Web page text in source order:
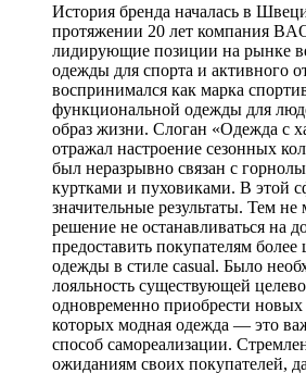
История бренда началась в
протяжении 20 лет компания
лидирующие позиции на рынке
одежды для спорта и активного
воспринимался как марка
функциональной одежды для
образ жизни. Слоган «Одежда с
отражал настроение сезонных
был неразрывно связан с
куртками и пуховиками. В этой
значительные результаты. Тем
решение не останавливаться на
предоставить покупателям
одежды в стиле casual. Было
лояльность существующей
одновременно приобрести
которых модная одежда — это
способ самореализации.
ожиданиям своих покупателей,